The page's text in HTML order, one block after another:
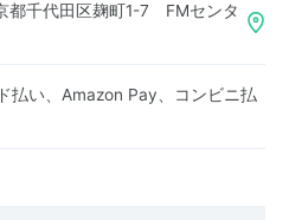
都千代田区麹町1-7 FMセンタ
払い、Amazon Pay、コンビニ払